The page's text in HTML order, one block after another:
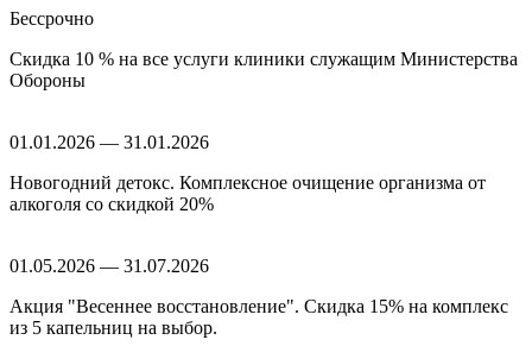
Бессрочно
Скидка 10 % на все услуги клиники служащим Министерства
Обороны
01.01.2026 — 31.01.2026
Новогодний детокс. Комплексное очищение организма от
алкоголя со скидкой 20%
01.05.2026 — 31.07.2026
Акция "Весеннее восстановление". Скидка 15% на комплекс
из 5 капельниц на выбор.